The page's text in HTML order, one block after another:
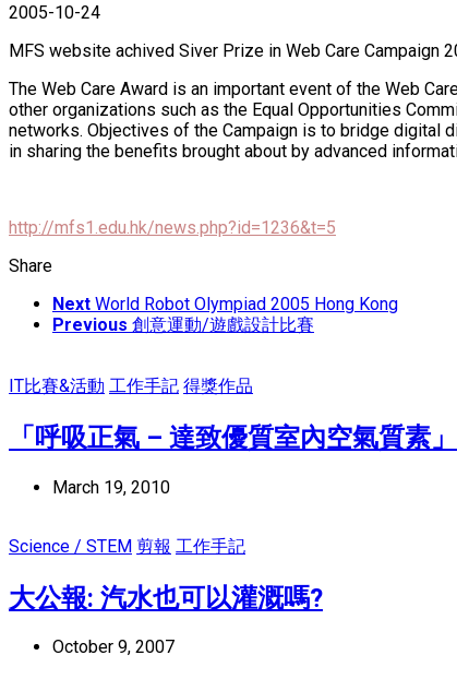
2005-10-24
MFS website achived Siver Prize in Web Care Campaign
The Web Care Award is an important event of the Web
other organizations such as the Equal Opportunities
networks. Objectives of the Campaign is to bridge digital
in sharing the benefits brought about by advanced
http://mfs1.edu.hk/news.php?id=1236&t=5
Share
Next World Robot Olympiad 2005 Hong Kong
Previous 創意運動/遊戲設計比賽
IT比賽&活動 工作手記 得獎作品
「呼吸正氣 – 達致優質室內空氣質素
March 19, 2010
Science / STEM 剪報 工作手記
大公報: 汽水也可以灌溉嗎?
October 9, 2007